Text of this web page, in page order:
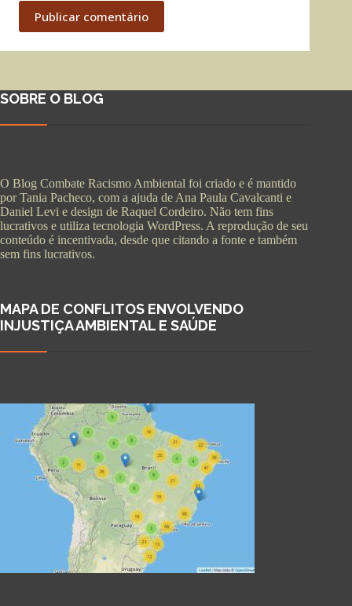
Publicar comentário
SOBRE O BLOG
O Blog Combate Racismo Ambiental foi criado e é mantido
por Tania Pacheco, com a ajuda de Ana Paula Cavalcanti e
Daniel Levi e design de Raquel Cordeiro. Não tem fins
lucrativos e utiliza tecnologia WordPress. A reprodução de seu
conteúdo é incentivada, desde que citando a fonte e também
sem fins lucrativos.
MAPA DE CONFLITOS ENVOLVENDO
INJUSTIÇA AMBIENTAL E SAÚDE